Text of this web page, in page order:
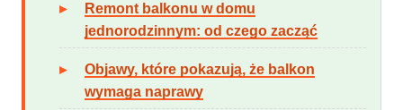
Remont balkonu w domu
jednorodzinnym: od czego zacząć
Objawy, które pokazują, że balkon
wymaga naprawy